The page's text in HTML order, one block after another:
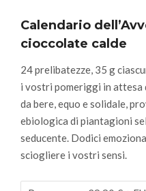
Calendario
cioccolate calde
24 prelibatezze, 35 g
i vostri pomeriggi in
da bere, equo e solidale,
ebiologica di piantagioni
seducente. Dodici
sciogliere i vostri sensi.